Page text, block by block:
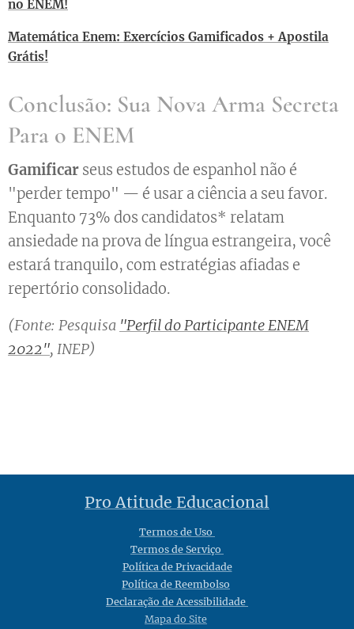
no ENEM!
Matemática Enem: Exercícios Gamificados + Apostila
Grátis!
Conclusão: Sua Nova Arma Secreta
Para o ENEM
Gamificar seus estudos de espanhol não é
"perder tempo" — é usar a ciência a seu favor.
Enquanto 73% dos candidatos* relatam
ansiedade na prova de língua estrangeira, você
estará tranquilo, com estratégias afiadas e
repertório consolidado.
(Fonte: Pesquisa "Perfil do Participante ENEM
2022", INEP)
Pro Atitude Educacional
Termos de Uso
Termos de Serviço
Política de Privacidade
Política de Reembolso
Declaração de Acessibilidade
Mapa do Site